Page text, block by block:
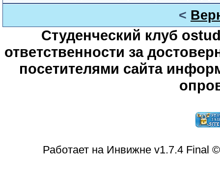
<
Студенческий клуб
ответственности за
посетителями сайта
Работает на Инвижне v1.7.4 Final